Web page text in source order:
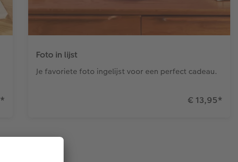
*
Foto in lijst
Je favoriete foto ingelijst voor een perfect cadeau.
€ 13,95*